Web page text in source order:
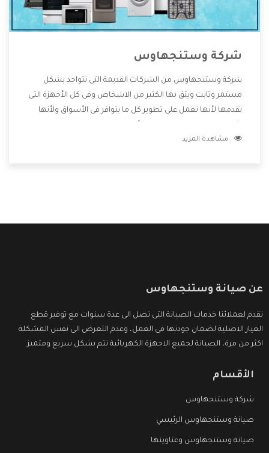
شركة وستنجهاوس
شركة وستنجهاوس من الشركات القديمة التى تتواجد بشكل
مستمر وثابت ويثق بها الكثير من الاشخاص وفى كل الأجهزة التى
تقدمها لأنها تعمل على تطوير كل ما يتوافر فى الأسواق ولأنها
المنتجات وتقدم للعملاء أقوى العروض والخصومات التى تسهل
مشاهدة المزيد
عن صيانة وستنجهاوس
نقدم لعملائنا خدمات الصيانة التى تصل الى عدة سنوات مع توفير قطع
الغيار الاصلية لضمان جودتها فى العمل، وعدم التعرض الى نفس المشكلة
اكثر من مرة، الصيانة لجميع الاجهزة الكهربائية تتم بشكل سريع ومتميز.
الأقسام
شركة وستنجهاوس
صيانة وستنجهاوس الرئيسي
صيانة وستنجهاوس وعناوينها